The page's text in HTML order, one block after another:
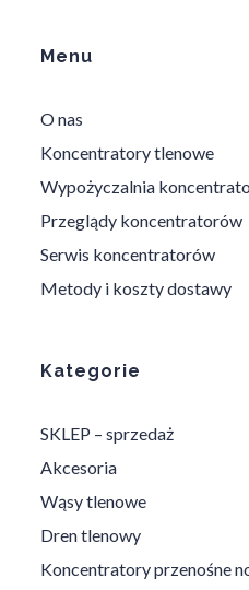
Menu
O nas
Koncentratory tlenowe
Wypożyczalnia
Przeglądy koncentratorów
Serwis koncentratorów
Metody i koszty dostawy
Kategorie
SKLEP – sprzedaż
Akcesoria
Wąsy tlenowe
Dren tlenowy
Koncentratory przenośne